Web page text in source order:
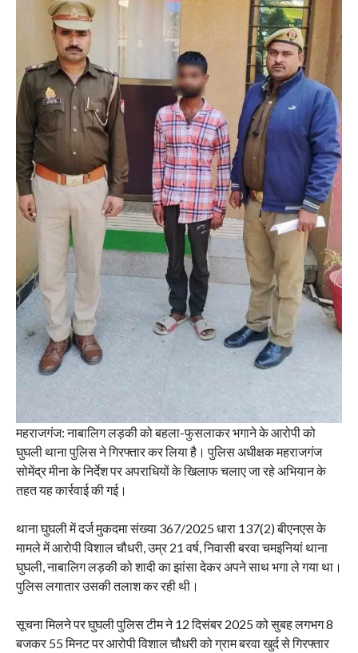
महराजगंज: नाबालिग लड़की को बहला-फुसलाकर भगाने के आरोपी को
घुघली थाना पुलिस ने गिरफ्तार कर लिया है। पुलिस अधीक्षक महराजगंज
सोमेंद्र मीना के निर्देश पर अपराधियों के खिलाफ चलाए जा रहे अभियान के
तहत यह कार्रवाई की गई।
थाना घुघली में दर्ज मुकदमा संख्या 367/2025 धारा 137(2) बीएनएस के
मामले में आरोपी विशाल चौधरी, उम्र 21 वर्ष, निवासी बरवा चमइनियां थाना
घुघली, नाबालिग लड़की को शादी का झांसा देकर अपने साथ भगा ले गया था।
पुलिस लगातार उसकी तलाश कर रही थी।
सूचना मिलने पर घुघली पुलिस टीम ने 12 दिसंबर 2025 को सुबह लगभग 8
बजकर 55 मिनट पर आरोपी विशाल चौधरी को ग्राम बरवा खुर्द से गिरफ्तार